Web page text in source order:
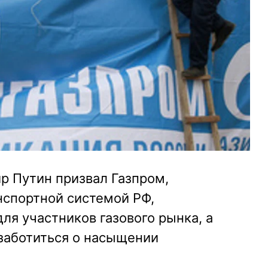
Путин призвал Газпром,
системой РФ,
участников газового рынка, а
о насыщении